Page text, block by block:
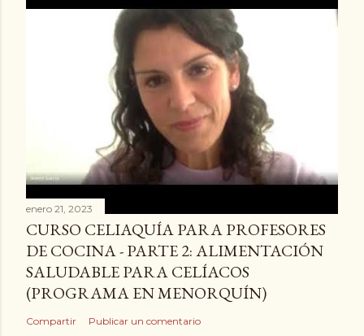
enero 21, 2023
CURSO CELIAQUÍA PARA PROFESORES
DE COCINA - PARTE 2: ALIMENTACIÓN
SALUDABLE PARA CELÍACOS
(PROGRAMA EN MENORQUÍN)
Compartir Publicar un comentario